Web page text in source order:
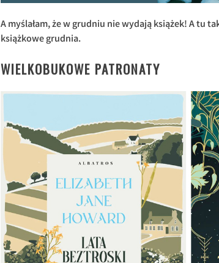
A myślałam, że w grudniu nie wydają książek! A tu
książkowe grudnia.
WIELKOBUKOWE PATRONATY